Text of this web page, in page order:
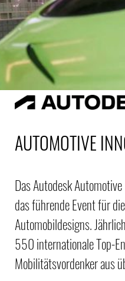
AUTOMOTIVE
Das Autodesk
das führende Event für
Automobildesigns.
550 internationale Top-
Mobilitätsvordenker aus